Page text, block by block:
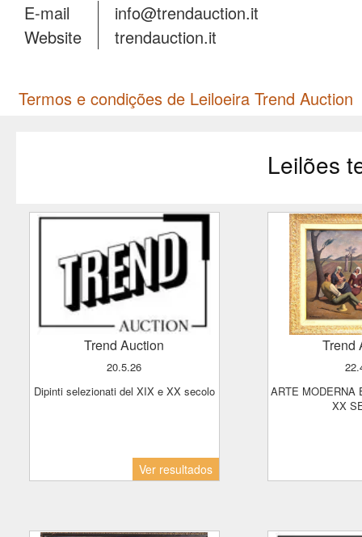
E-mail
Website
info@trendauction.it
trendauction.it
Termos e condições de Leiloeira Trend Auction
Leilões
Trend Auction
20.5.26
Dipinti selezionati del XIX e XX secolo
Ver resultados
ARTE MODERNA E FIGURATIVA DEL
XX